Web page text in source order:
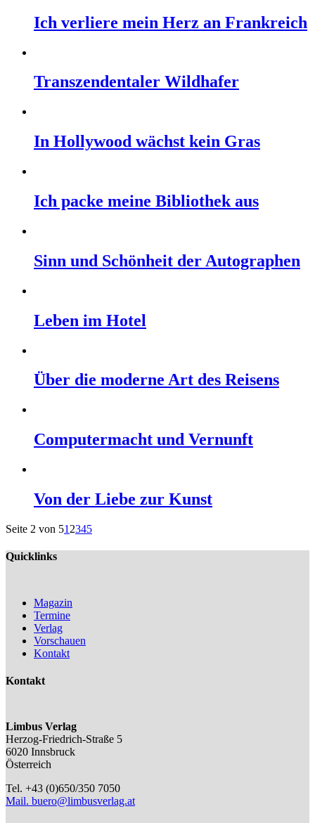
Ich verliere mein Herz an Frankreich
Transzendentaler Wildhafer
In Hollywood wächst kein Gras
Ich packe meine Bibliothek aus
Sinn und Schönheit der Autographen
Leben im Hotel
Über die moderne Art des Reisens
Computermacht und Vernunft
Von der Liebe zur Kunst
Seite 2 von 51 2345
Quicklinks
Magazin
Termine
Verlag
Vorschauen
Kontakt
Kontakt
Limbus Verlag
Herzog-Friedrich-Straße 5
6020 Innsbruck
Österreich
Tel. +43 (0)650/350 7050
Mail. buero@limbusverlag.at